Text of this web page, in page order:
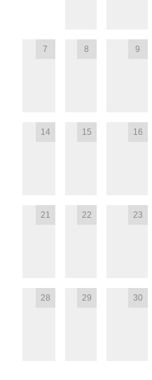
7 8 9
14 15 16
21 22 23
28 29 30